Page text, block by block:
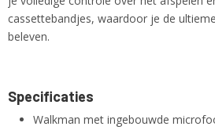
cassettebandjes, waardoor je de
beleven.
Specificaties
Walkman met ingebouwde